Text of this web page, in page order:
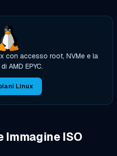
con accesso root, NVMe e la
AMD EPYC.
Linux
Immagine ISO